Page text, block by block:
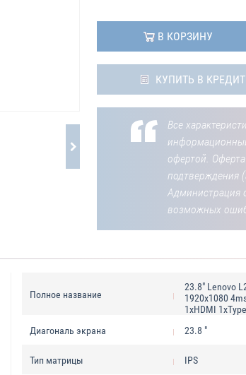
В КОРЗИНУ
КУПИТЬ В КРЕДИТ
Все
офертой.
подтверждения
Администрация
возможных
Полное название
23.8" Lenovo
1920x1080
1xHDMI
Диагональ экрана
23.8 "
Тип матрицы IPS